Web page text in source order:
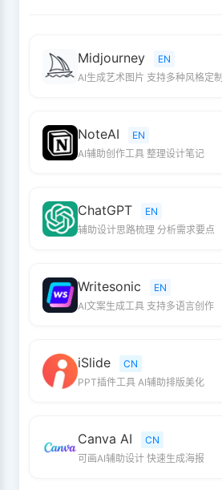
Midjourney
EN
AI生成艺术图片 支持多种风格定制
NoteAI
EN
AI辅助创作工具 整理设计笔记
ChatGPT
EN
辅助设计思路梳理 分析需求要点
Writesonic
EN
AI文案生成工具 支持多语言创作
iSlide
CN
PPT插件工具 AI辅助排版美化
Canva AI
CN
可画AI辅助设计 快速生成海报